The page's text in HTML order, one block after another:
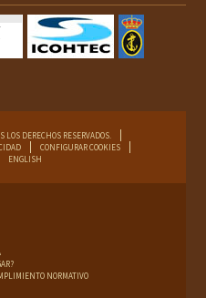
DERECHOS RESERVADOS.
CONFIGURAR COOKIES
ENGLISH
NORMATIVO